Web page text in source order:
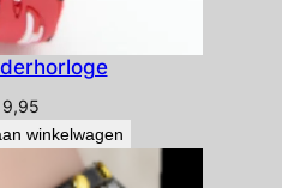
9,95
winkelwagen